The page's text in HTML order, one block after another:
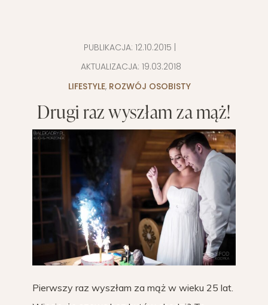
PUBLIKACJA: 12.10.2015
AKTUALIZACJA: 19.03.2018
LIFESTYLE, ROZWÓJ OSOBISTY
Drugi raz wyszłam za mąż!
Pierwszy raz wyszłam za mąż w wieku 25 lat.